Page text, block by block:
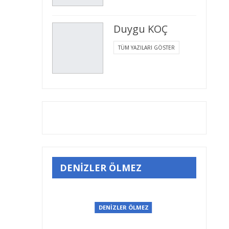
Duygu KOÇ
TÜM YAZILARI GÖSTER
DENİZLER ÖLMEZ
DENİZLER ÖLMEZ